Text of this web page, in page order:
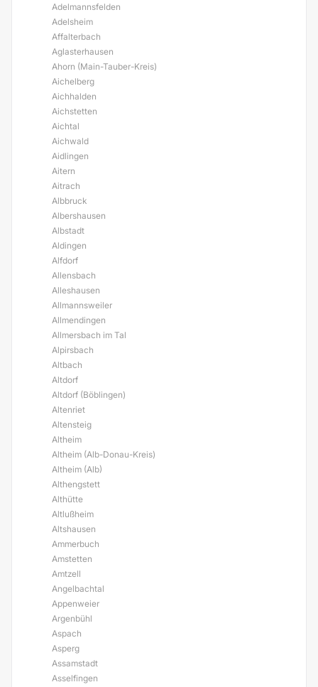
Adelmannsfelden
Adelsheim
Affalterbach
Aglasterhausen
Ahorn (Main-Tauber-Kreis)
Aichelberg
Aichhalden
Aichstetten
Aichtal
Aichwald
Aidlingen
Aitern
Aitrach
Albbruck
Albershausen
Albstadt
Aldingen
Alfdorf
Allensbach
Alleshausen
Allmannsweiler
Allmendingen
Allmersbach im Tal
Alpirsbach
Altbach
Altdorf
Altdorf (Böblingen)
Altenriet
Altensteig
Altheim
Altheim (Alb-Donau-Kreis)
Altheim (Alb)
Althengstett
Althütte
Altlußheim
Altshausen
Ammerbuch
Amstetten
Amtzell
Angelbachtal
Appenweier
Argenbühl
Aspach
Asperg
Assamstadt
Asselfingen